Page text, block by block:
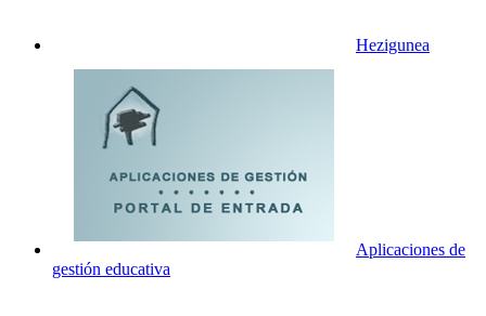
Hezigunea
Aplicaciones de
gestión educativa